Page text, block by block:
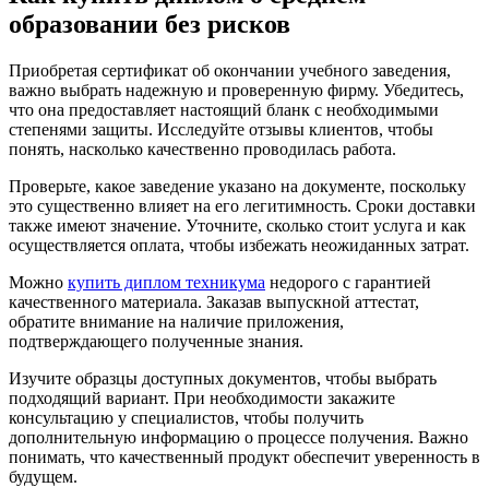
образовании без рисков
Приобретая сертификат об окончании учебного заведения,
важно выбрать надежную и проверенную фирму. Убедитесь,
что она предоставляет настоящий бланк с необходимыми
степенями защиты. Исследуйте отзывы клиентов, чтобы
понять, насколько качественно проводилась работа.
Проверьте, какое заведение указано на документе, поскольку
это существенно влияет на его легитимность. Сроки доставки
также имеют значение. Уточните, сколько стоит услуга и как
осуществляется оплата, чтобы избежать неожиданных затрат.
Можно купить диплом техникума недорого с гарантией
качественного материалa. Заказав выпускной аттестат,
обратите внимание на наличие приложения,
подтверждающего полученные знания.
Изучите образцы доступных документов, чтобы выбрать
подходящий вариант. При необходимости закажите
консультацию у специалистов, чтобы получить
дополнительную информацию о процессе получения. Важно
понимать, что качественный продукт обеспечит уверенность в
будущем.